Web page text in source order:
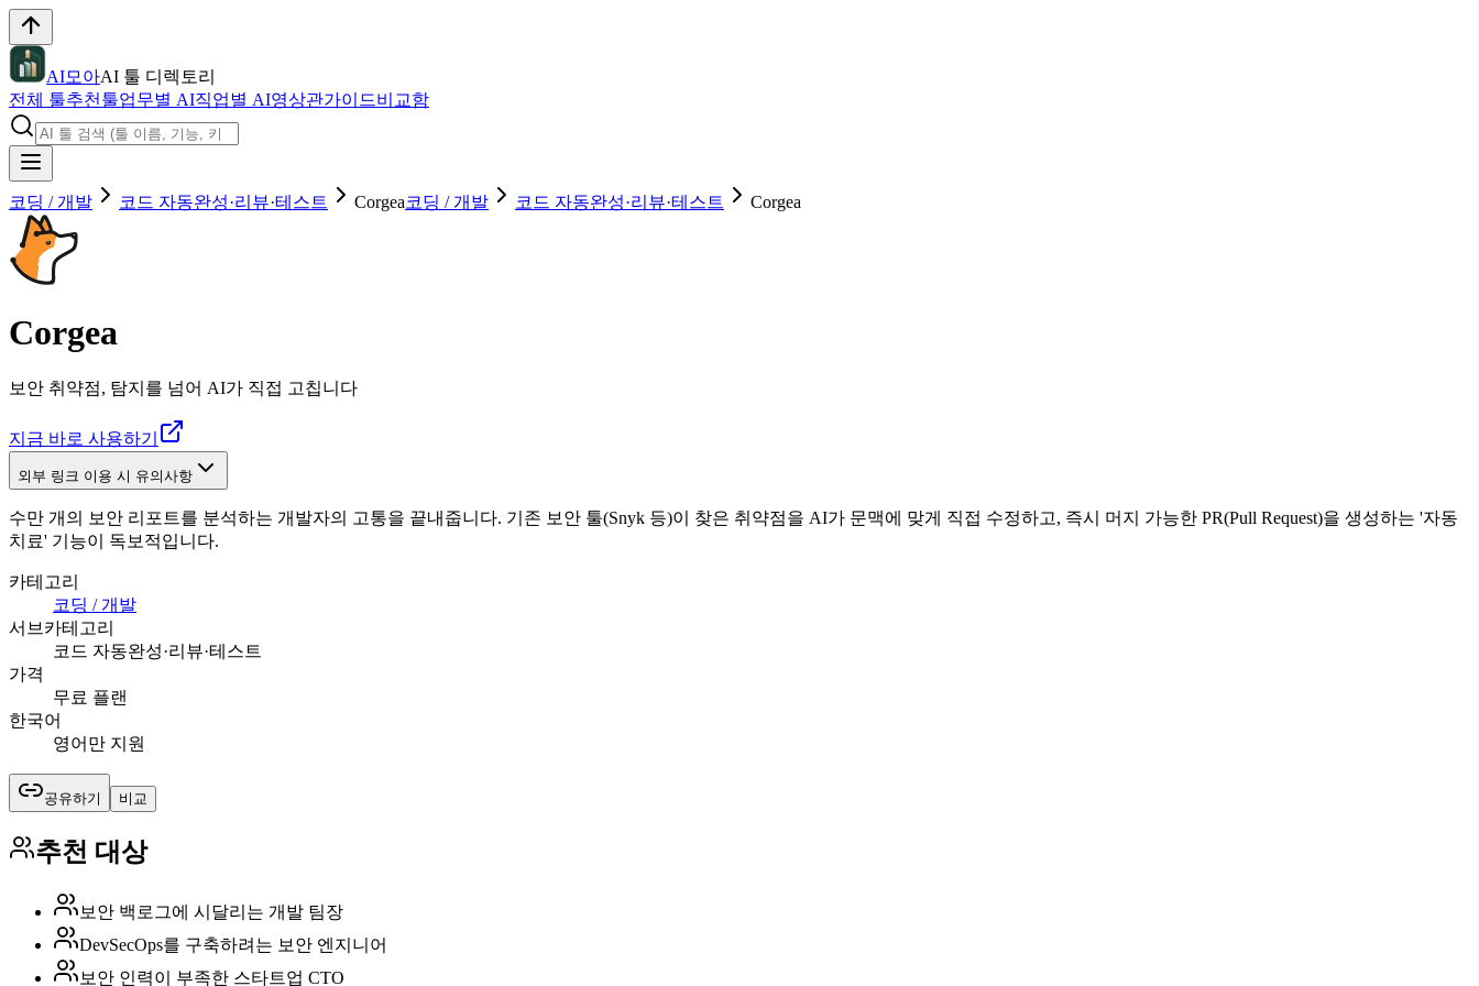
AI모아AI 툴 디렉토리
전체 툴추천툴업무별 AI직업별 AI영상관가이드비교함
코딩 / 개발 코드 자동완성·리뷰·테스트 Corgea코딩 / 개발 코드 자동완성·리뷰·테스트 Corgea
Corgea
보안 취약점, 탐지를 넘어 AI가 직접 고칩니다
지금 바로 사용하기
외부 링크 이용 시 유의사항
수만 개의 보안 리포트를 분석하는 개발자의 고통을 끝내줍니다. 기존 보안 툴(Snyk 등)이 찾은 취약점을 AI가 문맥에 맞게 직접 수정하고, 즉시 머지 가능한 PR(Pull Request)을 생성하는 '자동
치료' 기능이 독보적입니다.
카테고리
코딩 / 개발
서브카테고리
코드 자동완성·리뷰·테스트
가격
무료 플랜
한국어
영어만 지원
공유하기 비교
추천 대상
보안 백로그에 시달리는 개발 팀장
DevSecOps를 구축하려는 보안 엔지니어
보안 인력이 부족한 스타트업 CTO